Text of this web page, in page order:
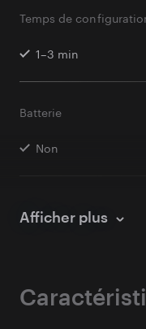
Temps de
1–3 min
Batterie
Non
Afficher plus